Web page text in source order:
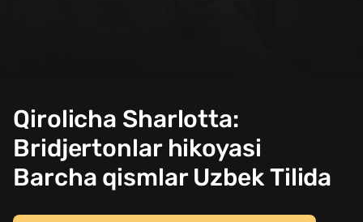
Qirolicha Sharlotta:
Bridjertonlar hikoyasi
Barcha qismlar Uzbek Tilida